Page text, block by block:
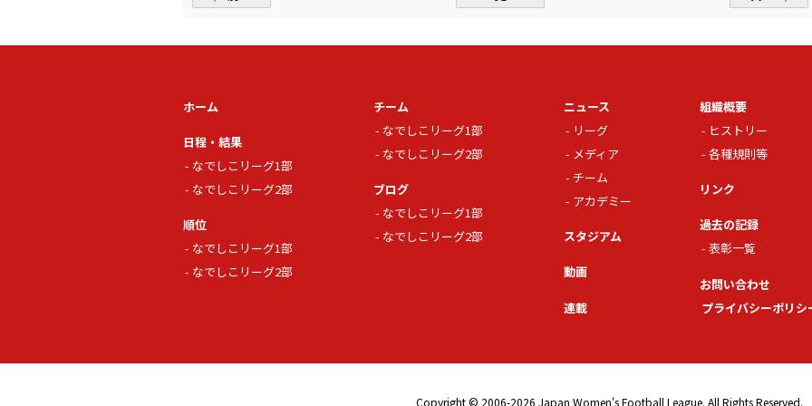
ホーム
日程・結果
なでしこリーグ1部
なでしこリーグ2部
順位
なでしこリーグ1部
なでしこリーグ2部
チーム
なでしこリーグ1部
なでしこリーグ2部
ブログ
なでしこリーグ1部
なでしこリーグ2部
ニュース
リーグ
メディア
チーム
アカデミー
スタジアム
動画
連載
組織概要
ヒストリー
各種規則等
リンク
過去の記録
表彰一覧
お問い合わせ
プライバシーポリシ
Copyright © 2006-2026 Japan Women's Football League. All Rights Reserved.